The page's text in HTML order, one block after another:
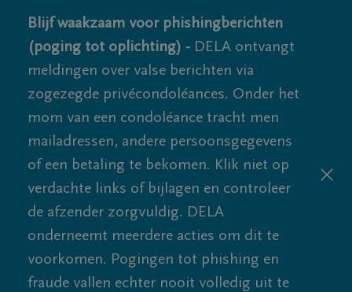
Blijf waakzaam voor phishingberichten
(poging tot oplichting) - DELA ontvangt
meldingen over valse berichten via
zogezegde privécondoléances. Onder het
mom van een condoléance tracht men
mailadressen, andere persoonsgegevens
of een betaling te bekomen. Klik niet op
verdachte links of bijlagen en controleer
de afzender zorgvuldig. DELA
onderneemt meerdere acties om dit te
voorkomen. Pogingen tot phishing en
fraude vallen echter nooit volledig uit te